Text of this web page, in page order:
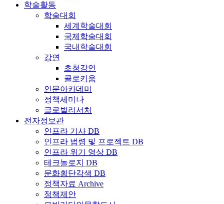
학술활동
학술대회
세계학술대회
국제학술대회
국내학술대회
강연
초청강연
콜로키움
인문아카데미
정책세미나
글로벌리서처
전자정보관
인프라 기사 DB
인프라 법령 및 프로젝트 DB
인프라 위기 영상 DB
테크놀로지 DB
문화횡단각색 DB
정책자료 Archive
정책제안